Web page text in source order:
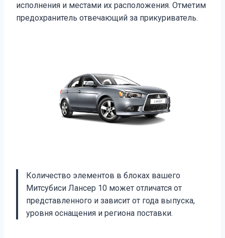
исполнения и местами их расположения. Отметим
предохранитель отвечающий за прикуриватель.
Количество элементов в блоках вашего
Митсубиси Лансер 10 может отличатся от
представленного и зависит от года выпуска,
уровня оснащения и региона поставки.